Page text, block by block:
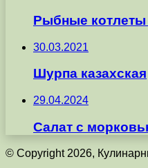
Рыбные котлеты
30.03.2021
Шурпа казахская
29.04.2024
Салат с
© Copyright 2026,